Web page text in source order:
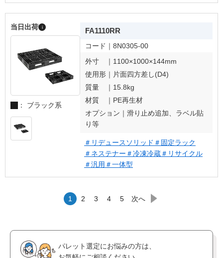
当日出荷 i
： ブラック系
FA1110RR
コード｜ 8N0305-00
外寸 ｜ 1100×1000×144mm
使用形｜ 片面四方差し(D4)
質量 ｜ 15.8kg
材質 ｜ PE再生材
オプション｜ 滑り止め追加、ラベル貼
り等
＃リデュースソリッド ＃固定ラック
＃ネステナー ＃冷凍冷蔵＃リサイクル
＃汎用 ＃一体型
1 2 3 4 5 次へ
パレット選定にお悩みの方は、